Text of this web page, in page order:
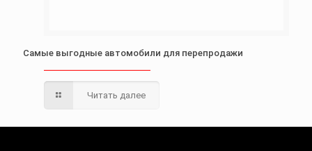
Самые выгодные автомобили для перепродажи
Читать далее